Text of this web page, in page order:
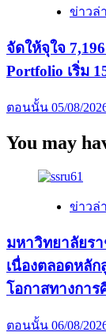
ข่าวล่
จัดให้จุใจ
Portfolio เริ่ม
ตอนนั้น 05/08/
You may
ข่าวล่
มหาวิทยาลัยร
เนื่องตลอดหลั
โอกาสทางการ
ตอนนั้น 06/08/